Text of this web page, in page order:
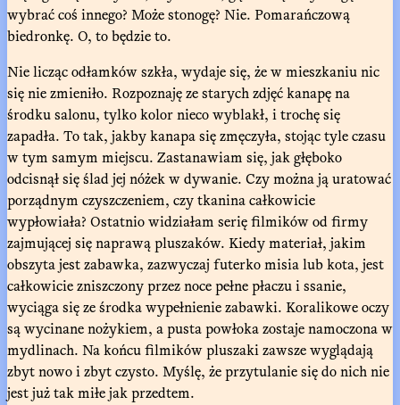
wybrać coś innego? Może stonogę? Nie. Pomarańczową
biedronkę. O, to będzie to.
Nie licząc odłamków szkła, wydaje się, że w mieszkaniu nic
się nie zmieniło. Rozpoznaję ze starych zdjęć kanapę na
środku salonu, tylko kolor nieco wyblakł, i trochę się
zapadła. To tak, jakby kanapa się zmęczyła, stojąc tyle czasu
w tym samym miejscu. Zastanawiam się, jak głęboko
odcisnął się ślad jej nóżek w dywanie. Czy można ją uratować
porządnym czyszczeniem, czy tkanina całkowicie
wypłowiała? Ostatnio widziałam serię filmików od firmy
zajmującej się naprawą pluszaków. Kiedy materiał, jakim
obszyta jest zabawka, zazwyczaj futerko misia lub kota, jest
całkowicie zniszczony przez noce pełne płaczu i ssanie,
wyciąga się ze środka wypełnienie zabawki. Koralikowe oczy
są wycinane nożykiem, a pusta powłoka zostaje namoczona w
mydlinach. Na końcu filmików pluszaki zawsze wyglądają
zbyt nowo i zbyt czysto. Myślę, że przytulanie się do nich nie
jest już tak miłe jak przedtem.